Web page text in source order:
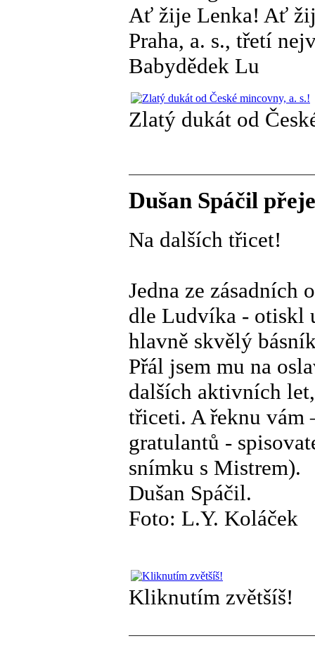
Ať žije Lenka! Ať
Praha, a. s., třetí
Babydědek Lu
Zlatý dukát od
Dušan Spáčil
Na dalších třicet!
Jedna ze
dle Ludvíka - otiskl
hlavně skvělý
Přál jsem mu na
dalších aktivních
třiceti. A řeknu vám
gratulantů -
snímku s Mistrem).
Dušan Spáčil.
Foto: L.Y. Koláček
Kliknutím zvětšíš!